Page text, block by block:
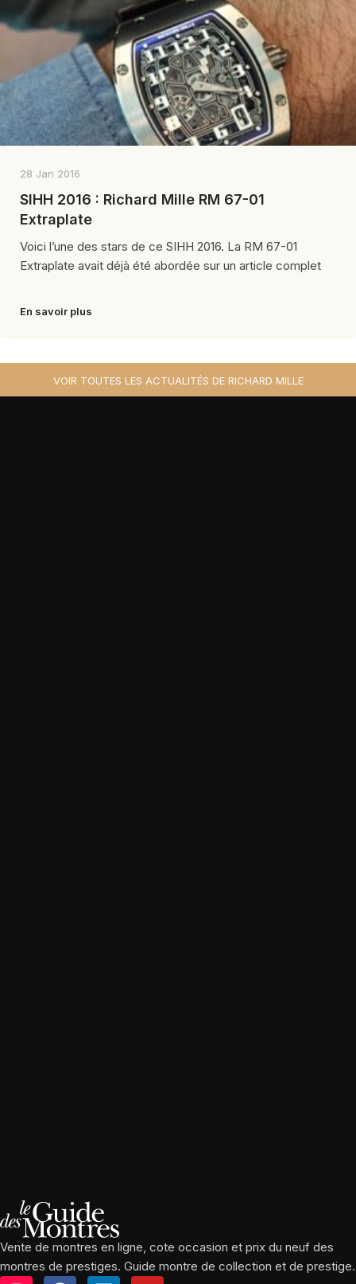
28 Jan 2016
SIHH 2016 : Richard Mille RM 67-01
Extraplate
Voici l’une des stars de ce SIHH 2016. La RM 67-01
Extraplate avait déjà été abordée sur un article complet
En savoir plus
VOIR TOUTES LES ACTUALITÉS DE RICHARD MILLE
Vente de montres en ligne, cote occasion et prix du neuf des
montres de prestiges. Guide montre de collection et de prestige.